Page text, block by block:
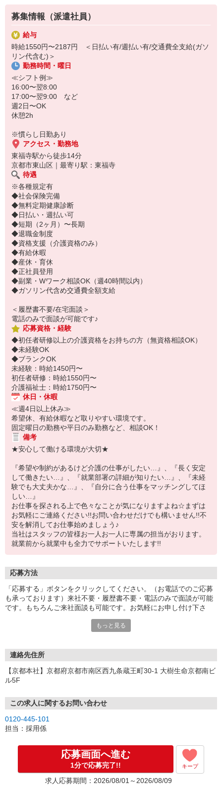
残業手当含む）
≪お仕事内容≫
・夜間巡回
・入居者さんの安否確認
・簡単な事務作業
・生活介助 など
★夜勤専従のいいところ★
・日中より静かで落ち着いている
・人間関係が少ない
・夜勤手当がつく
「夜勤でガッツリ稼ぎたい」「少人数で黙々と働きたい」という方
にオススメな求人です♪
※慣らし日勤あり
募集情報（派遣社員）
給与
時給1550円〜2187円 ＜日払い有/週払い有/交通費全支給(ガソ
リン代含む)＞
勤務時間・曜日
≪シフト例≫
16:00〜翌8:00
17:00〜翌9:00 など
週2日〜OK
休憩2h
※慣らし日勤あり
アクセス・勤務地
東福寺駅から徒歩14分
京都市東山区｜最寄り駅：東福寺
待遇
※各種規定有
◆社会保険完備
◆無料定期健康診断
◆日払い・週払い可
◆短期（2ヶ月）〜長期
◆退職金制度
◆資格支援（介護資格のみ）
◆有給休暇
◆産休・育休
◆正社員登用
◆副業・Wワーク相談OK（週40時間以内）
◆ガソリン代含め交通費全額支給
＜履歴書不要/在宅面談＞
電話のみで面談が可能です♪
応募資格・経験
◆初任者研修以上の介護資格をお持ちの方（無資格相談OK）
◆未経験OK
◆ブランクOK
未経験：時給1450円〜
初任者研修：時給1550円〜
介護福祉士：時給1750円〜
休日・休暇
≪週4日以上休み≫
希望休、有給休暇など取りやすい環境です。
固定曜日の勤務や平日のみ勤務など、相談OK！
備考
★安心して働ける環境が大切★
『希望や制約があるけど介護の仕事がしたい…』、『長く安定
して働きたい…』、『就業部署の詳細が知りたい…』、『未経
験でも大丈夫かな…』、『自分に合う仕事をマッチングしてほ
しい…』
お仕事を探される上で色々なことが気になりますよね☆まずは
お気軽にご連絡ください!!お問い合わせだけでも構いません!!不
安を解消してお仕事始めましょう♪
当社はスタッフの皆様お一人お一人に専属の担当がおります。
就業前から就業中も全力でサポートいたします!!
応募方法
「応募する」ボタンをクリックしてください。（お電話でのご応募
も承っております）来社不要・履歴書不要・電話のみで面談が可能
です。もちろんご来社面談も可能です。お気軽にお申し付け下さ
もっと見る
連絡先住所
【京都本社】京都府京都市南区西九条蔵王町30-1 大樹生命京都南ビ
ル5F
この求人に関するお問い合わせ
0120-445-101
担当：採用係
応募画面へ進む
1分で応募完了!! キープ
求人応募期間：2026/08/01～2026/08/09